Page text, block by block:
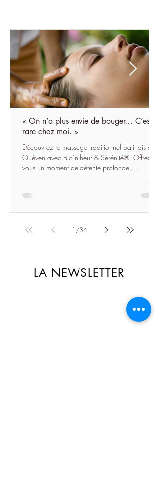
« On n’a plus envie de bouger… C’est
rare chez moi. »
Découvrez le massage traditionnel balinais à
Quéven avec Bio’n’heur & Sérénité®. Offrez-
vous un moment de détente profonde,
1 /34
LA NEWSLETTER